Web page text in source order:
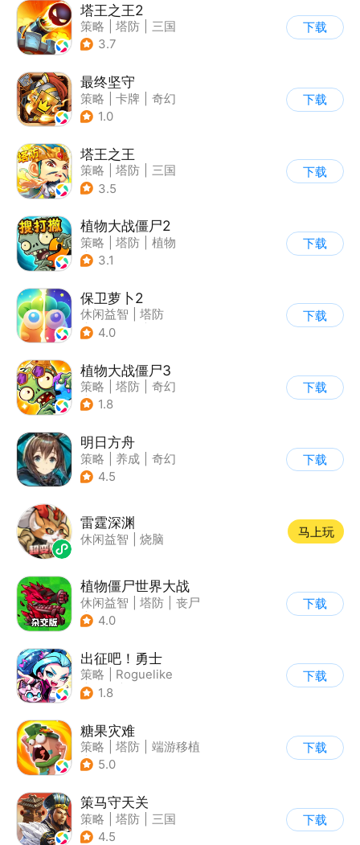
塔王之王2
策略 塔防
三国
| 中国风
3.7
下载
最终坚守
策略 卡牌
奇幻
| 卡通
1.0
下载
塔王之王
策略 塔防
三国
| 卡通
3.5
下载
植物大战僵尸2
策略 塔防
植物
| 植物大战僵尸
3.1
下载
保卫萝卜2
休闲益智
塔防
| 保卫萝卜
4.0
下载
植物大战僵尸3
策略 塔防
奇幻
| 开放世界
1.8
下载
明日方舟
策略 养成
奇幻
| 废土
4.5
下载
雷霆深渊
休闲益智 烧脑
马上玩
植物僵尸世界大战
休闲益智 塔防
丧尸
| 卡通
4.0
下载
出征吧！勇士
策略
Roguelike
| 末日
1.8
下载
糖果灾难
策略 塔防
端游移植
| 卡通
5.0
下载
策马守天关
策略 塔防
三国
| 写实
4.5
下载